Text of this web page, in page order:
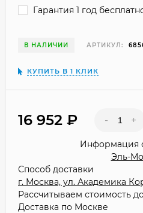
Гарантия 1 год
В НАЛИЧИИ АРТИКУЛ:
КУПИТЬ В 1 КЛИК
16 952 - +
Информация
Эль-
Способ доставки
г. Москва, ул. Академика
Рассчитываем стоимость
Доставка по Москве